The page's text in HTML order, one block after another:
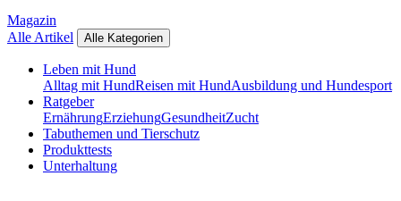
Magazin
Alle Artikel
Alle Kategorien
Leben mit Hund
Alltag mit HundReisen mit HundAusbildung und Hundesport
Ratgeber
ErnährungErziehungGesundheitZucht
Tabuthemen und Tierschutz
Produkttests
Unterhaltung